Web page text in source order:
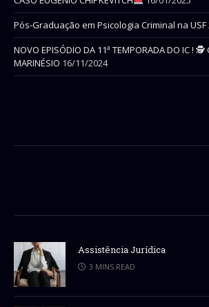
Pós-Graduação em Psicologia Criminal na USF
NOVO EPISÓDIO DA 11ª TEMPORADA DO IC ! 🕵
MARINÉSIO 16/11/2024
Assistência Jurídica
3 MINS READ